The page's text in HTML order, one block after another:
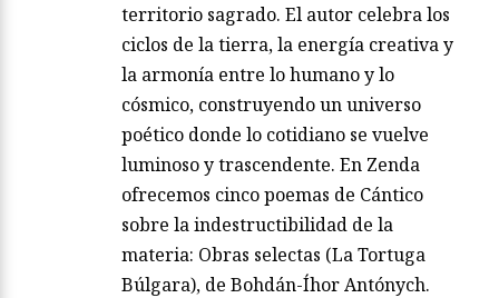
territorio sagrado. El autor celebra los
ciclos de la tierra, la energía creativa y
la armonía entre lo humano y lo
cósmico, construyendo un universo
poético donde lo cotidiano se vuelve
luminoso y trascendente. En Zenda
ofrecemos cinco poemas de Cántico
sobre la indestructibilidad de la
materia: Obras selectas (La Tortuga
Búlgara), de Bohdán-Íhor Antónych.